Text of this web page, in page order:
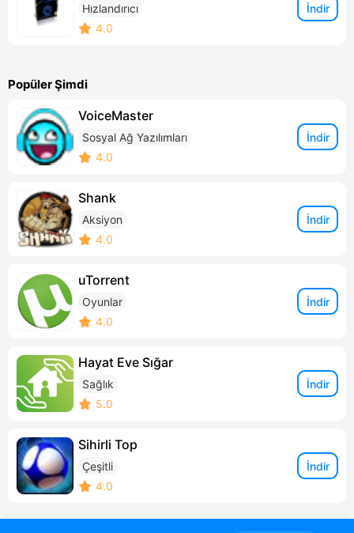
Hızlandırıcı
4.0
İndir
Popüler Şimdi
VoiceMaster
Sosyal Ağ Yazılımları
4.0
İndir
Shank
Aksiyon
4.0
İndir
uTorrent
Oyunlar
4.0
İndir
Hayat Eve Sığar
Sağlık
5.0
İndir
Sihirli Top
Çeşitli
4.0
İndir